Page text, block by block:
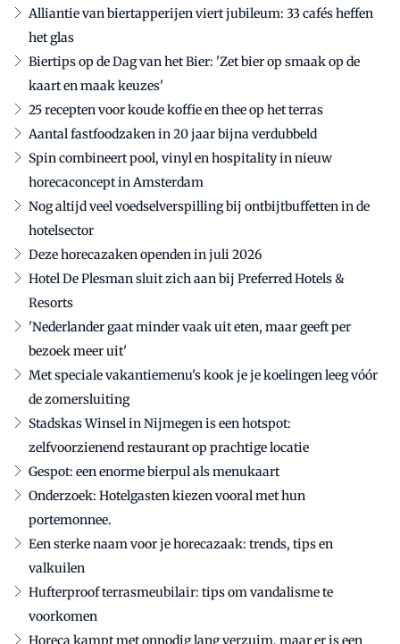
Alliantie van biertapperijen viert jubileum: 33 cafés heffen
het glas
Biertips op de Dag van het Bier: 'Zet bier op smaak op de
kaart en maak keuzes'
25 recepten voor koude koffie en thee op het terras
Aantal fastfoodzaken in 20 jaar bijna verdubbeld
Spin combineert pool, vinyl en hospitality in nieuw
horecaconcept in Amsterdam
Nog altijd veel voedselverspilling bij ontbijtbuffetten in de
hotelsector
Deze horecazaken openden in juli 2026
Hotel De Plesman sluit zich aan bij Preferred Hotels &
Resorts
'Nederlander gaat minder vaak uit eten, maar geeft per
bezoek meer uit'
Met speciale vakantiemenu's kook je je koelingen leeg vóór
de zomersluiting
Stadskas Winsel in Nijmegen is een hotspot:
zelfvoorzienend restaurant op prachtige locatie
Gespot: een enorme bierpul als menukaart
Onderzoek: Hotelgasten kiezen vooral met hun
portemonnee.
Een sterke naam voor je horecazaak: trends, tips en
valkuilen
Hufterproof terrasmeubilair: tips om vandalisme te
voorkomen
Horeca kampt met onnodig lang verzuim, maar er is een